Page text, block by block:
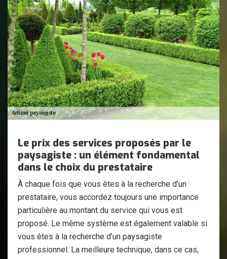
Le prix des services proposés par le
paysagiste : un élément fondamental
dans le choix du prestataire
À chaque fois que vous êtes à la recherche d’un
prestataire, vous accordez toujours une importance
particulière au montant du service qui vous est
proposé. Le même système est également valable si
vous êtes à la recherche d’un paysagiste
professionnel. La meilleure technique, dans ce cas,